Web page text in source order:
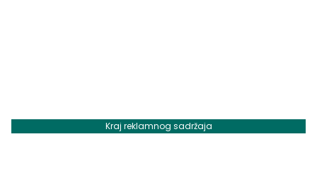
Kraj reklamnog sadržaja